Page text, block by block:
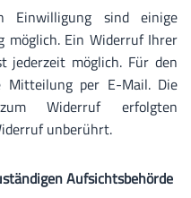
Einwilligung sind einige
möglich. Ein Widerruf Ihrer
jederzeit möglich. Für den
Mitteilung per E-Mail. Die
Widerruf erfolgten
unberührt.
Aufsichtsbehörde